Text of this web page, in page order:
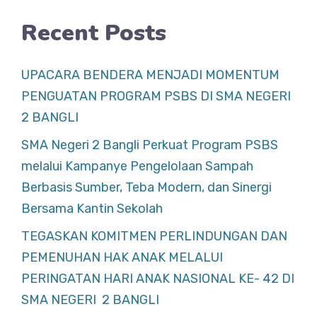
Recent Posts
UPACARA BENDERA MENJADI MOMENTUM
PENGUATAN PROGRAM PSBS DI SMA NEGERI
2 BANGLI
SMA Negeri 2 Bangli Perkuat Program PSBS
melalui Kampanye Pengelolaan Sampah
Berbasis Sumber, Teba Modern, dan Sinergi
Bersama Kantin Sekolah
TEGASKAN KOMITMEN PERLINDUNGAN DAN
PEMENUHAN HAK ANAK MELALUI
PERINGATAN HARI ANAK NASIONAL KE- 42 DI
SMA NEGERI 2 BANGLI